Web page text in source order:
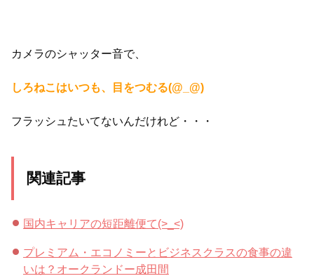
カメラのシャッター音で、
しろねこはいつも、目をつむる(@_@)
フラッシュたいてないんだけれど・・・
関連記事
国内キャリアの短距離便て(>_<)
プレミアム・エコノミーとビジネスクラスの食事の違
いは？オークランドー成田間